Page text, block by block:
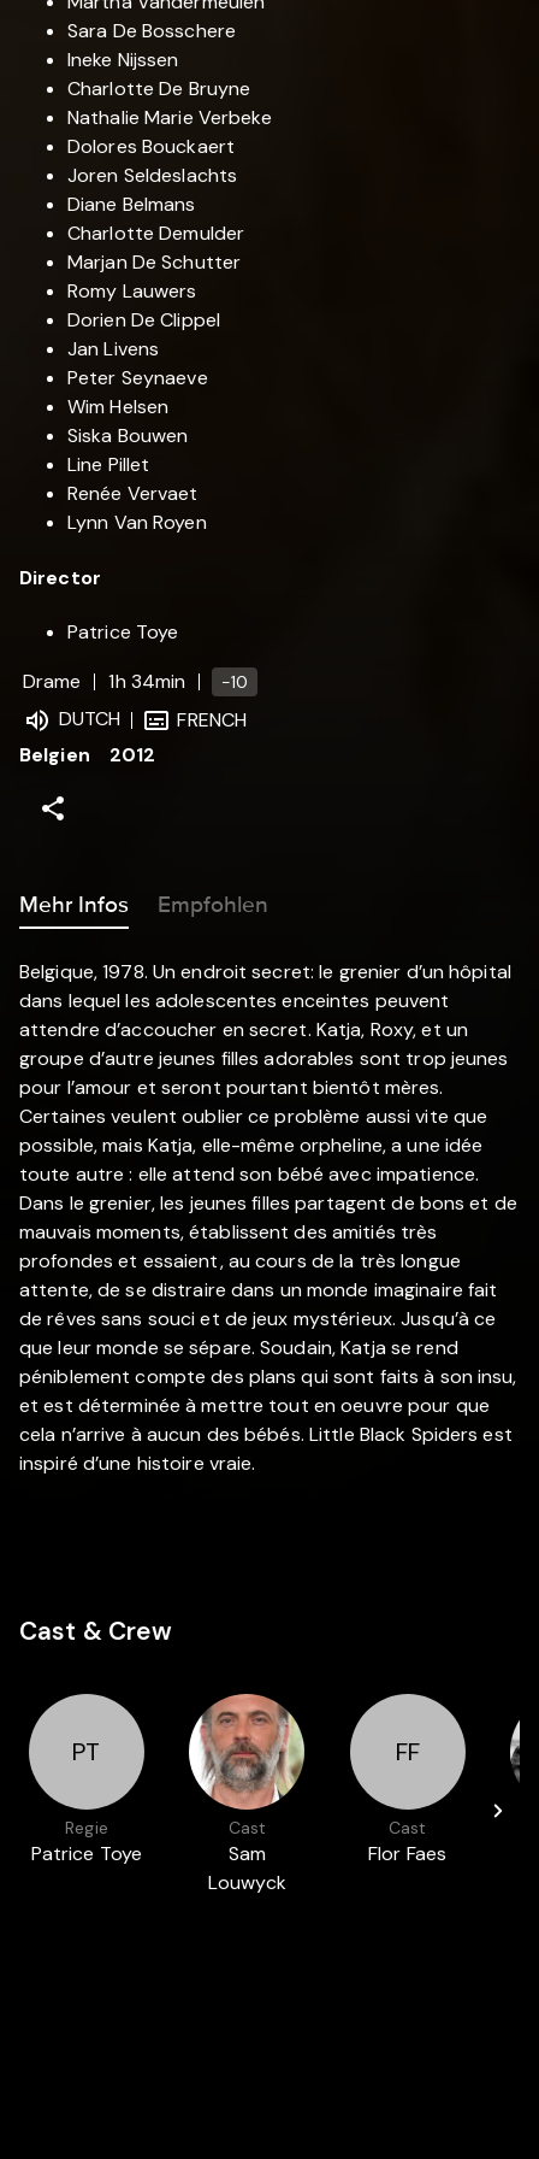
Sara De Bosschere
Ineke Nijssen
Charlotte De Bruyne
Nathalie Marie Verbeke
Dolores Bouckaert
Joren Seldeslachts
Diane Belmans
Charlotte Demulder
Marjan De Schutter
Romy Lauwers
Dorien De Clippel
Jan Livens
Peter Seynaeve
Wim Helsen
Siska Bouwen
Line Pillet
Renée Vervaet
Lynn Van Royen
Director
Patrice Toye
Drame
1h 34min -10
DUTCH
FRENCH
Belgien
2012
Mehr Infos Empfohlen
Belgique, 1978. Un endroit secret: le grenier d’un hôpital
dans lequel les adolescentes enceintes peuvent
attendre d’accoucher en secret. Katja, Roxy, et un
groupe d’autre jeunes filles adorables sont trop jeunes
pour l’amour et seront pourtant bientôt mères.
Certaines veulent oublier ce problème aussi vite que
possible, mais Katja, elle-même orpheline, a une idée
toute autre : elle attend son bébé avec impatience.
Dans le grenier, les jeunes filles partagent de bons et de
mauvais moments, établissent des amitiés très
profondes et essaient, au cours de la très longue
attente, de se distraire dans un monde imaginaire fait
de rêves sans souci et de jeux mystérieux. Jusqu’à ce
que leur monde se sépare. Soudain, Katja se rend
péniblement compte des plans qui sont faits à son insu,
et est déterminée à mettre tout en oeuvre pour que
cela n’arrive à aucun des bébés. Little Black Spiders est
inspiré d’une histoire vraie.
Cast & Crew
PT
Regie
Patrice Toye
Cast
Sam
Louwyck
FF
Cast
Flor Faes